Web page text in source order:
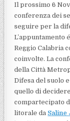
Il prossimo 6
conferenza dei
seguire per la
L’appuntamento
Reggio Calabria
coinvolte. La
della Città
Difesa del suolo
quello di
compartecipato
litorale da Saline